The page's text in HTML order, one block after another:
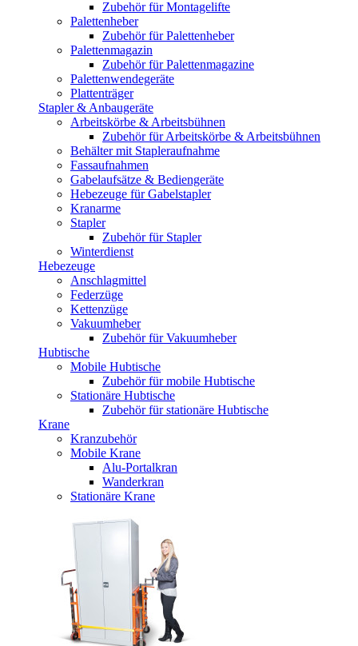
Zubehör für Montagelifte
Palettenheber
Zubehör für Palettenheber
Palettenmagazin
Zubehör für Palettenmagazine
Palettenwendegeräte
Plattenträger
Stapler & Anbaugeräte
Arbeitskörbe & Arbeitsbühnen
Zubehör für Arbeitskörbe & Arbeitsbühnen
Behälter mit Stapleraufnahme
Fassaufnahmen
Gabelaufsätze & Bediengeräte
Hebezeuge für Gabelstapler
Kranarme
Stapler
Zubehör für Stapler
Winterdienst
Hebezeuge
Anschlagmittel
Federzüge
Kettenzüge
Vakuumheber
Zubehör für Vakuumheber
Hubtische
Mobile Hubtische
Zubehör für mobile Hubtische
Stationäre Hubtische
Zubehör für stationäre Hubtische
Krane
Kranzubehör
Mobile Krane
Alu-Portalkran
Wanderkran
Stationäre Krane